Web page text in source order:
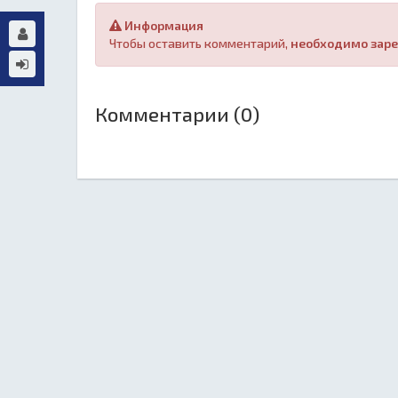
Информация
Чтобы оставить комментарий, необходимо
Комментарии (0)